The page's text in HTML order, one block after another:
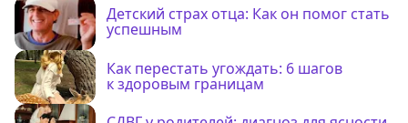
Детский страх отца: Как он помог стать
успешным
Как перестать угождать: 6 шагов
к здоровым границам